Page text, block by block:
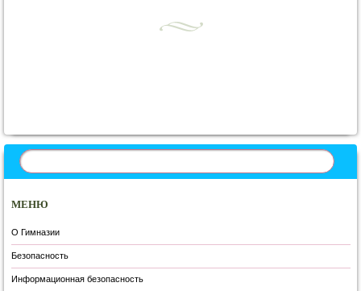
МЕНЮ
О Гимназии
Безопасность
Информационная безопасность